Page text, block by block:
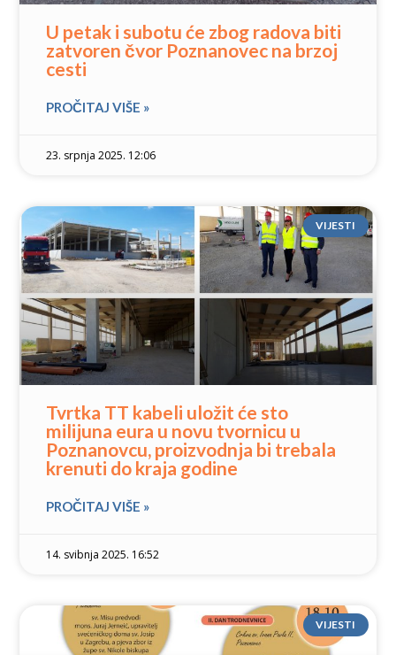
U petak i subotu će zbog radova biti
zatvoren čvor Poznanovec na brzoj
cesti
PROČITAJ VIŠE »
23. srpnja 2025. 12:06
VIJESTI
Tvrtka TT kabeli uložit će sto
milijuna eura u novu tvornicu u
Poznanovcu, proizvodnja bi trebala
krenuti do kraja godine
PROČITAJ VIŠE »
14. svibnja 2025. 16:52
VIJESTI